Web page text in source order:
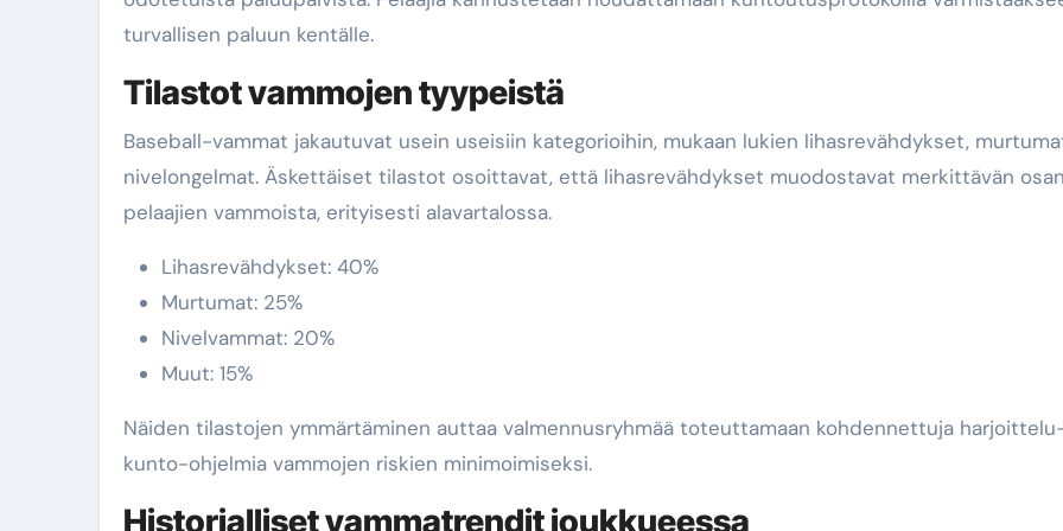
turvallisen paluun kentälle.
Tilastot vammojen tyypeistä
Baseball-vammat jakautuvat usein useisiin kategorioihin, mukaan lukien lihasrevähdykset,
nivelongelmat. Äskettäiset tilastot osoittavat, että lihasrevähdykset muodostavat merkittävän osan
pelaajien vammoista, erityisesti alavartalossa.
Lihasrevähdykset: 40%
Murtumat: 25%
Nivelvammat: 20%
Muut: 15%
Näiden tilastojen ymmärtäminen auttaa valmennusryhmää toteuttamaan kohdennettuja
kunto-ohjelmia vammojen riskien minimoimiseksi.
Historialliset vammatrendit joukkueessa